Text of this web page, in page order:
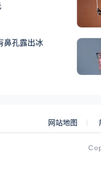
鼻孔露出冰
网站地图